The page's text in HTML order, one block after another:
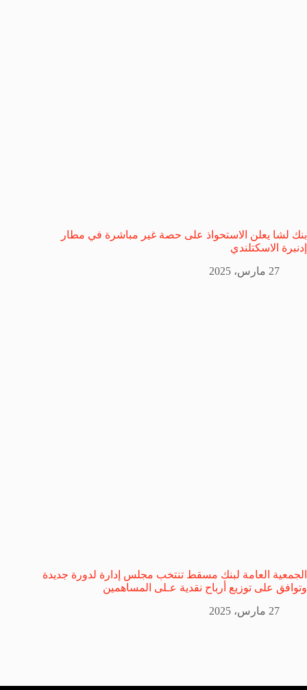
بنك لشا يعلن الاستحواذ على حصة غير مباشرة في مطار
إدنبرة الاسكتلندي
27 مارس، 2025
الجمعية العامة لبنك مسقط تنتخب مجلس إدارة لدورة جديدة
وتوافق على توزيع أرباح نقدية عـلى المساهمين
27 مارس، 2025